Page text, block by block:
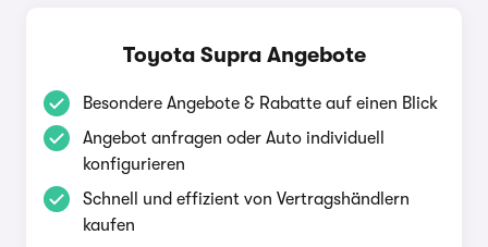
Toyota Supra Angebote
Besondere Angebote & Rabatte auf einen Blick
Angebot anfragen oder Auto individuell
konfigurieren
Schnell und effizient von Vertragshändlern
kaufen